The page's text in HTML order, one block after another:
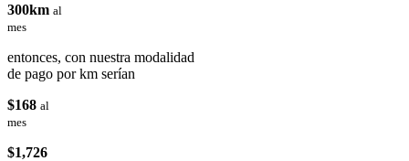
300km al
mes
entonces, con nuestra modalidad
de pago por km serían
$168 al
mes
$1,726